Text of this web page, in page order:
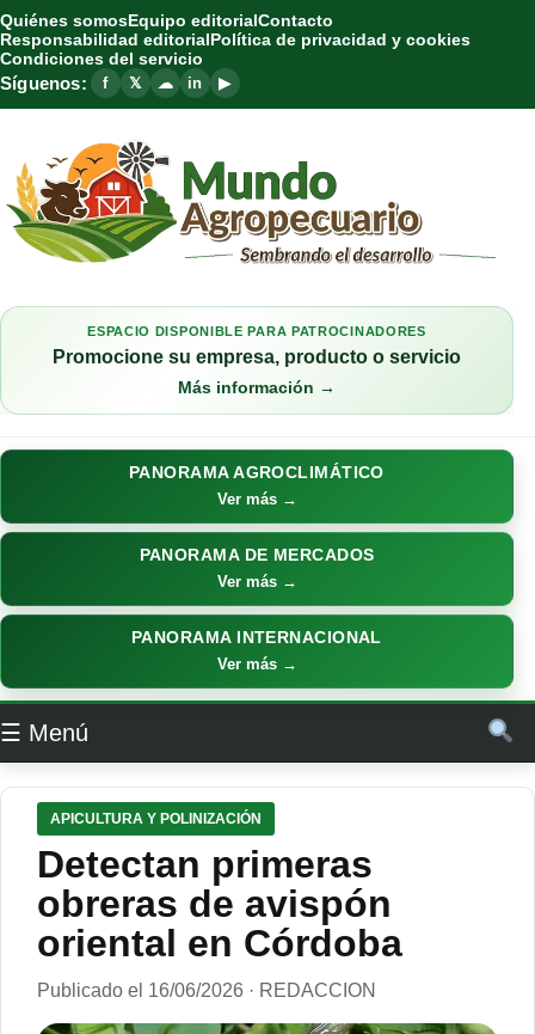
Quiénes somosEquipo editorialContacto
Responsabilidad editorialPolítica de privacidad y cookies
Condiciones del servicio
Síguenos: f 𝕏 ☁ in ▶
ESPACIO DISPONIBLE PARA PATROCINADORES
Promocione su empresa, producto o servicio
Más información →
PANORAMA AGROCLIMÁTICO
Ver más →
PANORAMA DE MERCADOS
Ver más →
PANORAMA INTERNACIONAL
Ver más →
☰ Menú
APICULTURA Y POLINIZACIÓN
Detectan primeras
obreras de avispón
oriental en Córdoba
Publicado el 16/06/2026 · REDACCION